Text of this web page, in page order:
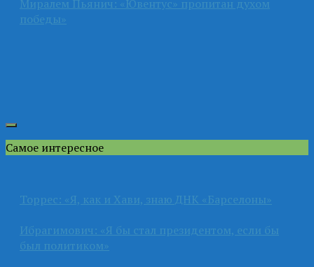
Миралем Пьянич: «Ювентус» пропитан духом
победы»
Самое интересное
Торрес: «Я, как и Хави, знаю ДНК «Барселоны»
Ибрагимович: «Я бы стал президентом, если бы
был политиком»